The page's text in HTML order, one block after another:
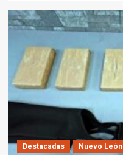
Destacadas Nuevo León